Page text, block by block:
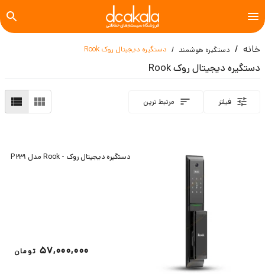
خانه دستگیره هوشمند دستگیره دیجیتال روک Rook
دستگیره دیجیتال روک Rook
فیلتر مرتبط ترین
دستگیره دیجیتال روک - Rook مدل P231
57,000,000 تومان